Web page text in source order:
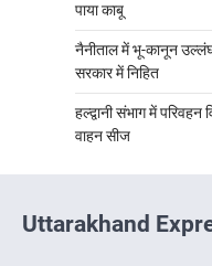
पाया काबू
नैनीताल में भू-कानून
सरकार में निहित
हल्द्वानी संभाग में
वाहन सीज
Uttarakhand